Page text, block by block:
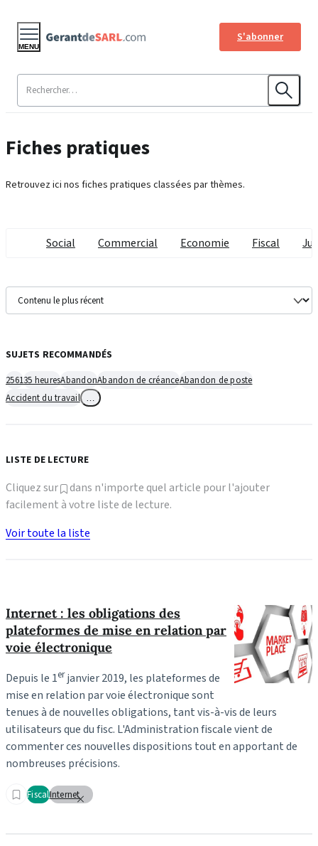
S'abonner
MENU
Fiches pratiques
Retrouvez ici nos fiches pratiques classées par thèmes.
Social Commercial Economie Fiscal
Internet : les obligations des
plateformes de mise en relation par
voie électronique
Depuis le 1erjanvier 2019, les plateformes de
mise en relation par voie électronique sont
tenues à de nouvelles obligations, tant vis-à-vis de leurs
utilisateurs que du fisc. L'Administration fiscale vient de
commenter ces nouvelles dispositions tout en apportant de
nombreuses précisions.
FiscalInternet
SUJETS RECOMMANDÉS
256135 heuresAbandonAbandon de créanceAbandon de poste
Accident du travail
LISTE DE LECTURE
Cliquez sur
dans n'importe quel article pour l'ajouter
facilement à votre liste de lecture.
Voir toute la liste